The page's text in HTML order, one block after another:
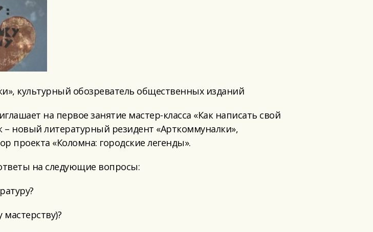
культурный обозреватель общественных изданий
на первое занятие мастер-класса «Как написать свой
новый литературный резидент «Арткоммуналки»,
проекта «Коломна: городские легенды».
на следующие вопросы: